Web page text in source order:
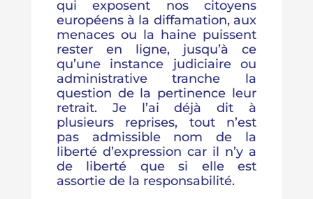
qui exposent nos citoyens
européens à la diffamation, aux
menaces ou la haine puissent
rester en ligne, jusqu’à ce
qu’une instance judiciaire ou
administrative tranche la
question de la pertinence leur
retrait. Je l’ai déjà dit à
plusieurs reprises, tout n’est
pas admissible nom de la
liberté d’expression car il n’y a
de liberté que si elle est
assortie de la responsabilité.